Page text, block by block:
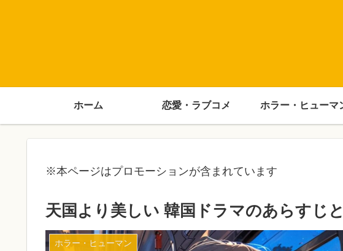
ホーム 恋愛・ラブコメ ホラー・ヒューマ
※本ページはプロモーションが含まれています
天国より美しい 韓国ドラマのあらすじ
ホラー・ヒューマン